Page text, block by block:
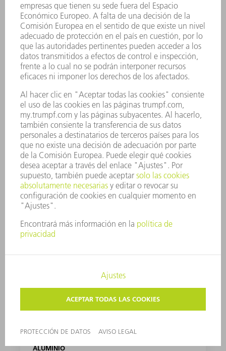
GRASA LUBRICANTE G1
900 g 0139440
GRASA LUBRICANTE G1
ALUMINIO